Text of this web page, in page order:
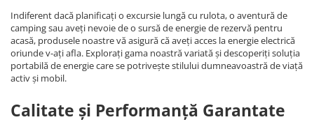
Indiferent dacă planificați o excursie lungă cu rulota, o aventură de
camping sau aveți nevoie de o sursă de energie de rezervă pentru
acasă, produsele noastre vă asigură că aveți acces la energie electrică
oriunde v-ați afla. Explorați gama noastră variată și descoperiți soluția
portabilă de energie care se potrivește stilului dumneavoastră de viață
activ și mobil.
Calitate și Performanță Garantate